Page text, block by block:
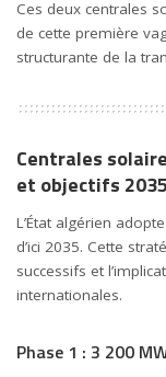
Ces deux centrales
de cette première
structurante de la
Centrales
et objectifs 2035
L’État algérien
d’ici 2035. Cette
successifs et
internationales.
Phase 1 : 3 200